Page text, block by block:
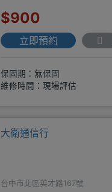
$900
立即預約
保固期：無保固
維修時間：現場評估
大衛通信行
台中市北區英才路167號